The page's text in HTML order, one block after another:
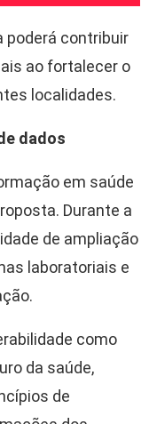
poderá contribuir
ao fortalecer o
localidades.
dados
em saúde
Durante a
de ampliação
laboratoriais e
como
da saúde,
de